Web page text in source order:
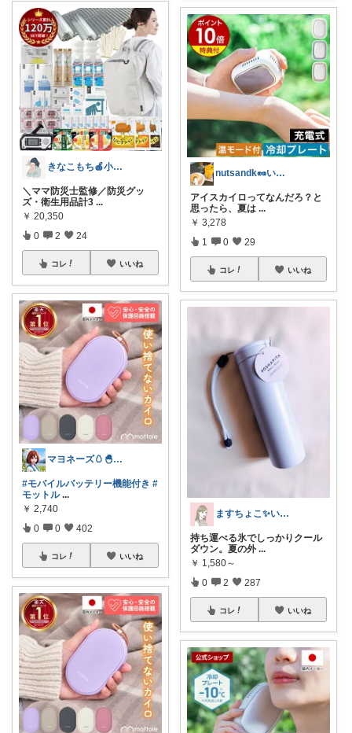
きなこもち🍎小学生ママ
＼ママ防災士監修／防災グッ
ズ・衛生用品計3 ...
￥ 20,350
0 2 24
コレ いいね
マヨネーズ🥚‪🐣✨️お礼はプロフで♪
#モバイルバッテリー機能付き #
モットル ...
￥ 2,740
0 0 402
コレ いいね
nutsandk🥜いつも感謝です◡̈♡
アイスカイロってなんだろ？と
思ったら、夏は ...
￥ 3,278
1 0 29
コレ いいね
ますちょこ✨いつも感謝しております☺️✨
持ち運べる氷でしっかりクール
ダウン。夏の外 ...
￥ 1,580～
0 2 287
コレ いいね